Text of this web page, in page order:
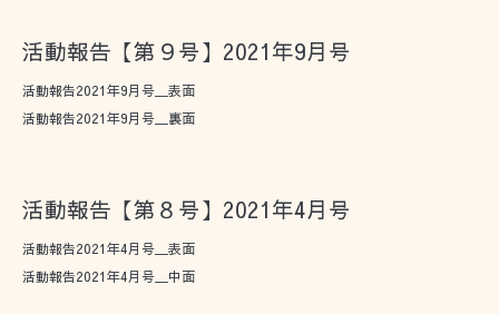
活動報告【第９号】2021年9月号
活動報告2021年9月号＿表面
活動報告2021年9月号＿裏面
活動報告【第８号】2021年4月号
活動報告2021年4月号＿表面
活動報告2021年4月号＿中面